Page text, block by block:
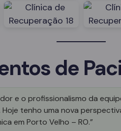
de
e o profissionalismo da
tenho uma nova
em Porto Velho – RO.”